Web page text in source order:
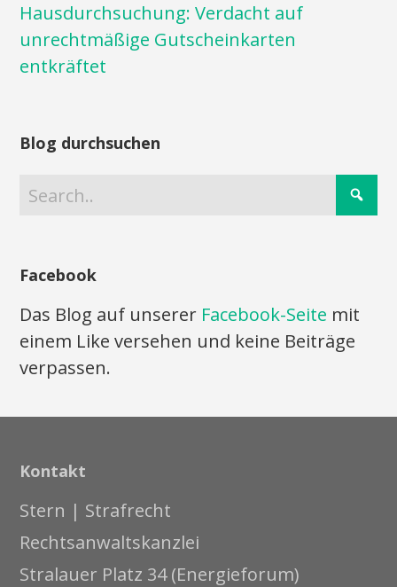
Hausdurchsuchung: Verdacht auf
unrechtmäßige Gutscheinkarten
entkräftet
Blog durchsuchen
Facebook
Das Blog auf unserer Facebook-Seite mit
einem Like versehen und keine Beiträge
verpassen.
Kontakt
Stern | Strafrecht
Rechtsanwaltskanzlei
Stralauer Platz 34 (Energieforum)